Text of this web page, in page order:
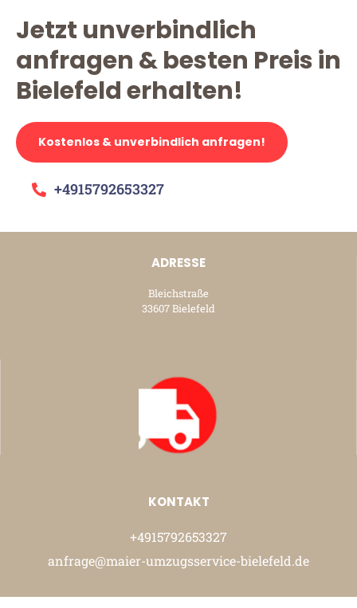
Jetzt unverbindlich
anfragen & besten Preis in
Bielefeld erhalten!
Kostenlos & unverbindlich anfragen!
+4915792653327
ADRESSE
Bleichstraße
33607 Bielefeld
KONTAKT
+4915792653327
anfrage@maier-umzugsservice-bielefeld.de